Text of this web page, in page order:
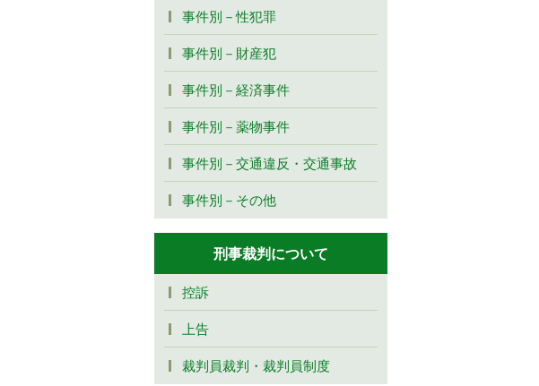
事件別－性犯罪
事件別－財産犯
事件別－経済事件
事件別－薬物事件
事件別－交通違反・交通事故
事件別－その他
刑事裁判について
控訴
上告
裁判員裁判・裁判員制度